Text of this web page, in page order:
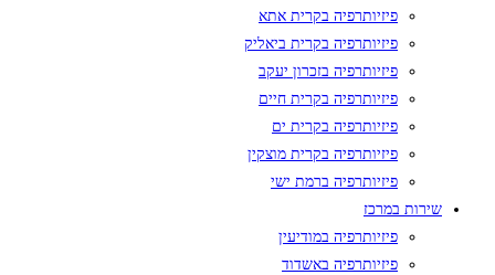
פיזיותרפיה בקרית אתא
פיזיותרפיה בקרית ביאליק
פיזיותרפיה בזכרון יעקב
פיזיותרפיה בקרית חיים
פיזיותרפיה בקרית ים
פיזיותרפיה בקרית מוצקין
פיזיותרפיה ברמת ישי
שירות במרכז
פיזיותרפיה במודיעין
פיזיותרפיה באשדוד